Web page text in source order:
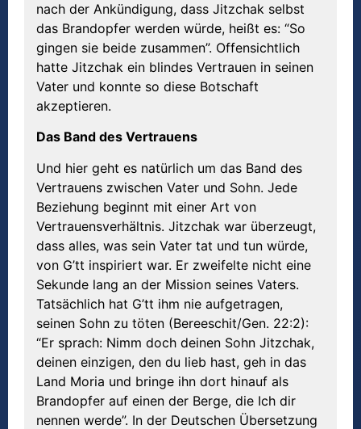
nach der Ankündigung, dass Jitzchak selbst
das Brandopfer werden würde, heißt es: “So
gingen sie beide zusammen”. Offensichtlich
hatte Jitzchak ein blindes Vertrauen in seinen
Vater und konnte so diese Botschaft
akzeptieren.
Das Band des Vertrauens
Und hier geht es natürlich um das Band des
Vertrauens zwischen Vater und Sohn. Jede
Beziehung beginnt mit einer Art von
Vertrauensverhältnis. Jitzchak war überzeugt,
dass alles, was sein Vater tat und tun würde,
von G’tt inspiriert war. Er zweifelte nicht eine
Sekunde lang an der Mission seines Vaters.
Tatsächlich hat G’tt ihm nie aufgetragen,
seinen Sohn zu töten (Bereeschit/Gen. 22:2):
“Er sprach: Nimm doch deinen Sohn Jitzchak,
deinen einzigen, den du lieb hast, geh in das
Land Moria und bringe ihn dort hinauf als
Brandopfer auf einen der Berge, die Ich dir
nennen werde”. In der Deutschen Übersetzung